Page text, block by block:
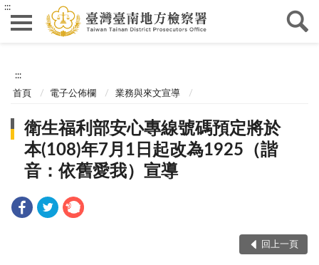
:::
:::
首頁 電子公佈欄 業務與來文宣導
衛生福利部安心專線號碼預定將於
本(108)年7月1日起改為1925（諧
音：依舊愛我）宣導
回上一頁